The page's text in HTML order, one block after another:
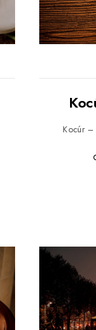
Kocúr –